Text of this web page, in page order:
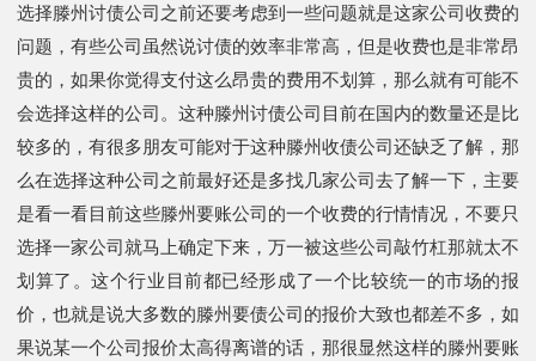
选择滕州讨债公司之前还要考虑到一些问题就是这家公司收费的
问题，有些公司虽然说讨债的效率非常高，但是收费也是非常昂
贵的，如果你觉得支付这么昂贵的费用不划算，那么就有可能不
会选择这样的公司。这种滕州讨债公司目前在国内的数量还是比
较多的，有很多朋友可能对于这种滕州收债公司还缺乏了解，那
么在选择这种公司之前最好还是多找几家公司去了解一下，主要
是看一看目前这些滕州要账公司的一个收费的行情情况，不要只
选择一家公司就马上确定下来，万一被这些公司敲竹杠那就太不
划算了。这个行业目前都已经形成了一个比较统一的市场的报
价，也就是说大多数的滕州要债公司的报价大致也都差不多，如
果说某一个公司报价太高得离谱的话，那很显然这样的滕州要账